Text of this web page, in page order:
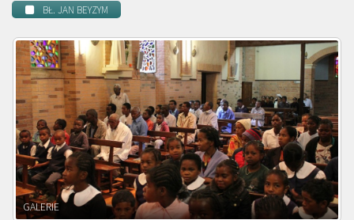
BŁ. JAN BEYZYM
POWOŁANIE MISYJNE